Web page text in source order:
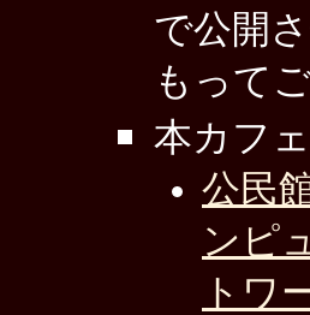
で公開
もって
本カフ
公民
ンピ
トワ